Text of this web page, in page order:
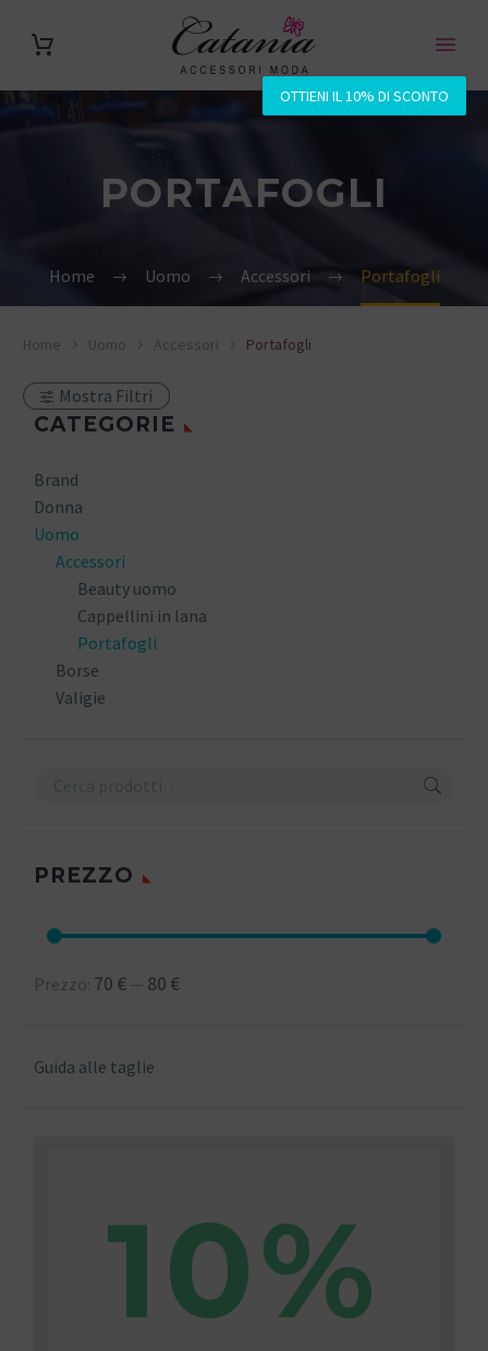
OTTIENI IL 10% DI SCONTO
PORTAFOGLI
Home Uomo Accessori Portafogli
Home Uomo Accessori Portafogli
Mostra Filtri
CATEGORIE
Brand
Donna
Uomo
Accessori
Beauty uomo
Cappellini in lana
Portafogli
Borse
Valigie
PREZZO
Prezzo: 70 € — 80 €
Guida alle taglie
10%